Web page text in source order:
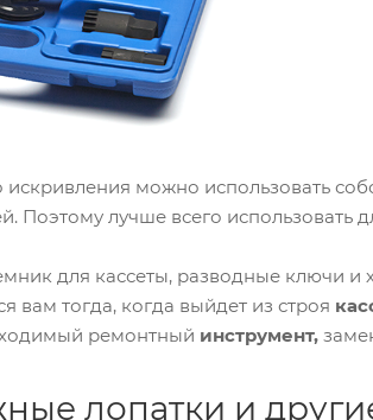
можно использовать
Поэтому лучше всего использовать
для кассеты, разводные ключи и
вам тогда, когда выйдет из строя
ремонтный инструмент,
лопатки и